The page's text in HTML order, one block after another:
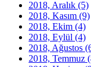
2018, Aralık (5)
2018, Kasım (9)
2018, Ekim (4)
2018, Eylül (4)
2018, Ağustos
2018, Temmuz